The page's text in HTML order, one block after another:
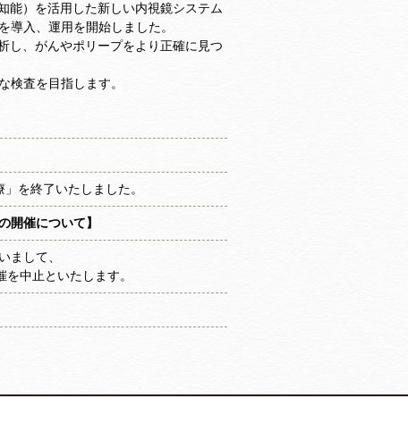
能）を活用した新しい内視鏡システム
導入、運用を開始しました。
し、がんやポリープをより正確に見つ
検査を目指します。
を終了いたしました。
開催について】
まして、
中止といたします。